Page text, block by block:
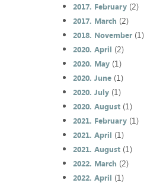
2017. February(2)
2017. March (2)
2018. November(1)
2020. April (2)
2020. May(1)
2020. June(1)
2020. July(1)
2020. August(1)
2021. February(1)
2021. April (1)
2021. August(1)
2022. March (2)
2022. April (1)